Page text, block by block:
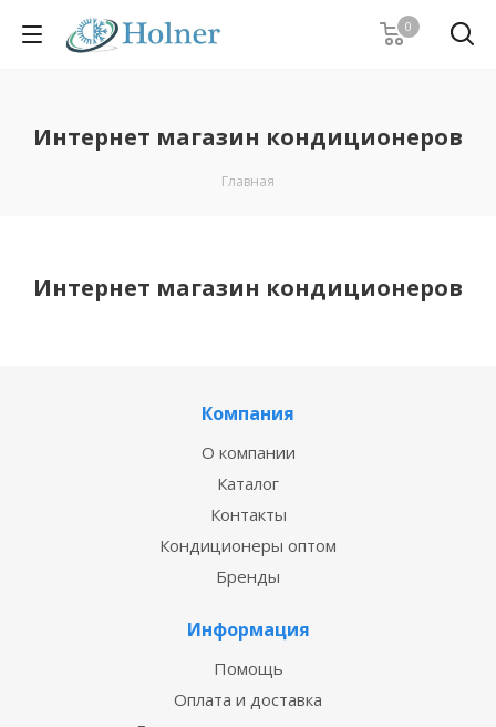
0
Интернет магазин кондиционеров
Главная
Интернет магазин кондиционеров
Компания
О компании
Каталог
Контакты
Кондиционеры оптом
Бренды
Информация
Помощь
Оплата и доставка